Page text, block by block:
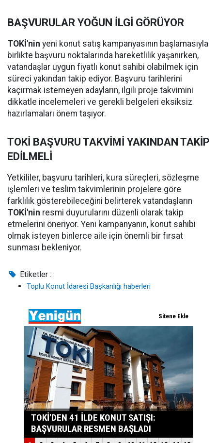
BAŞVURULAR YOĞUN İLGİ GÖRÜYOR
TOKİ'nin yeni konut satış kampanyasının başlamasıyla
birlikte başvuru noktalarında hareketlilik yaşanırken,
vatandaşlar uygun fiyatlı konut sahibi olabilmek için
süreci yakından takip ediyor. Başvuru tarihlerini
kaçırmak istemeyen adayların, ilgili proje takvimini
dikkatle incelemeleri ve gerekli belgeleri eksiksiz
hazırlamaları önem taşıyor.
TOKİ BAŞVURU TAKVİMİ YAKINDAN TAKİP
EDİLMELİ
Yetkililer, başvuru tarihleri, kura süreçleri, sözleşme
işlemleri ve teslim takvimlerinin projelere göre
farklılık gösterebileceğini belirterek vatandaşların
TOKİ'nin resmi duyurularını düzenli olarak takip
etmelerini öneriyor. Yeni kampanyanın, konut sahibi
olmak isteyen binlerce aile için önemli bir fırsat
sunması bekleniyor.
Etiketler :
Toplu Konut İdaresi Başkanlığı haberleri